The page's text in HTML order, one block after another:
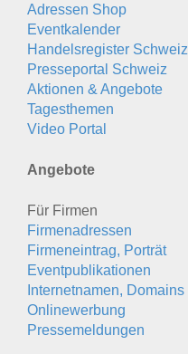
Adressen Shop
Eventkalender
Handelsregister Schweiz
Presseportal Schweiz
Aktionen & Angebote
Tagesthemen
Video Portal
Angebote
Für Firmen
Firmenadressen
Firmeneintrag, Porträt
Eventpublikationen
Internetnamen, Domains
Onlinewerbung
Pressemeldungen